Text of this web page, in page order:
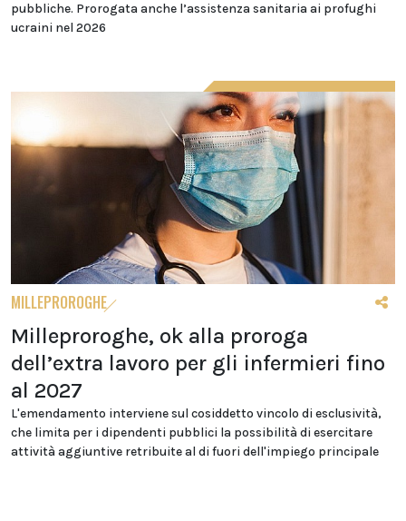
pubbliche. Prorogata anche l’assistenza sanitaria ai profughi
ucraini nel 2026
MILLEPROROGHE
Milleproroghe, ok alla proroga
dell’extra lavoro per gli infermieri fino
al 2027
L'emendamento interviene sul cosiddetto vincolo di esclusività,
che limita per i dipendenti pubblici la possibilità di esercitare
attività aggiuntive retribuite al di fuori dell'impiego principale